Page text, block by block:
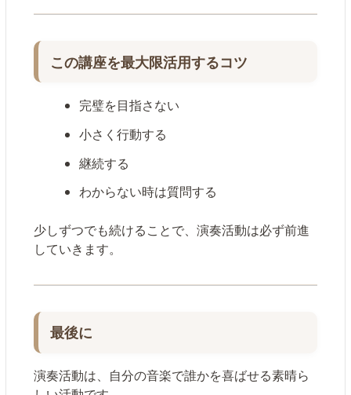
この講座を最大限活用するコツ
完璧を目指さない
小さく行動する
継続する
わからない時は質問する
少しずつでも続けることで、演奏活動は必ず前進
していきます。
最後に
演奏活動は、自分の音楽で誰かを喜ばせる素晴ら